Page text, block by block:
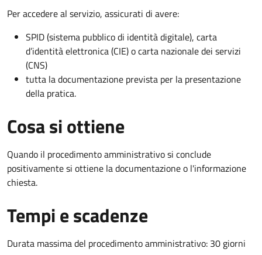
Per accedere al servizio, assicurati di avere:
SPID (sistema pubblico di identità digitale), carta
d’identità elettronica (CIE) o carta nazionale dei servizi
(CNS)
tutta la documentazione prevista per la presentazione
della pratica.
Cosa si ottiene
Quando il procedimento amministrativo si conclude
positivamente si ottiene la documentazione o l'informazione
chiesta.
Tempi e scadenze
Durata massima del procedimento amministrativo: 30 giorni